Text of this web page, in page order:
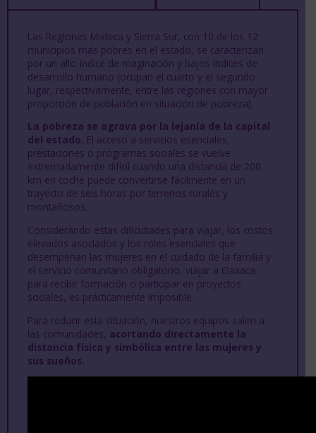
Las Regiones Mixteca y Sierra Sur, con 10 de los 12
municipios más pobres en el estado, se caracterizan
por un alto índice de maginación y bajos índices de
desarrollo humano (ocupan el cuarto y el segundo
lugar, respectivamente, entre las regiones con mayor
proporción de población en situación de pobreza).
La pobreza se agrava por la lejanía de la capital
del estado. El acceso a servicios esenciales,
prestaciones o programas sociales se vuelve
extremadamente difícil cuando una distancia de 200
km en coche puede convertirse fácilmente en un
trayecto de seis horas por terrenos rurales y
montañosos.
Considerando estas dificultades para viajar, los costos
elevados asociados y los roles esenciales que
desempeñan las mujeres en el cuidado de la familia y
el servicio comunitario obligatorio, viajar a Oaxaca
para recibir formación o participar en proyectos
sociales, es prácticamente imposible.
Para reducir esta situación, nuestros equipos salen a
las comunidades, acortando directamente la
distancia física y simbólica entre las mujeres y
sus sueños.